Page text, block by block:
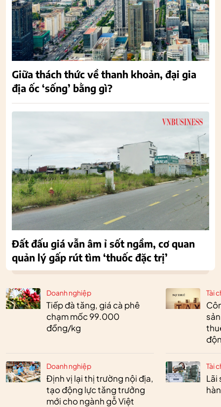
Doanh nghiệp
Tiếp đà tăng, giá cà phê
chạm mốc 99.000
đồng/kg
Doanh nghiệp
Định vị lại thị trường nội địa,
tạo động lực tăng trưởng
mới cho ngành gỗ Việt
Tài
Tài
Lãi
Giữa thách thức về thanh khoản, đại gia
địa ốc ‘sống’ bằng gì?
Đất đấu giá vẫn âm ỉ sốt ngầm, cơ quan
quản lý gấp rút tìm ‘thuốc đặc trị’